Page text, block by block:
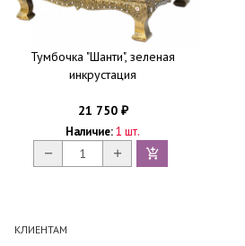
Тумбочка "Шанти", зеленая
инкрустация
21 750 ₽
Наличие:1 шт.
КЛИЕНТАМ